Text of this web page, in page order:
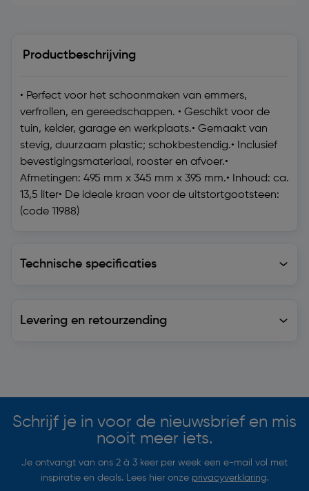
Productbeschrijving
• Perfect voor het schoonmaken van emmers,
verfrollen, en gereedschappen. • Geschikt voor de
tuin, kelder, garage en werkplaats.• Gemaakt van
stevig, duurzaam plastic; schokbestendig.• Inclusief
bevestigingsmateriaal, rooster en afvoer.•
Afmetingen: 495 mm x 345 mm x 395 mm.• Inhoud: ca.
13,5 liter• De ideale kraan voor de uitstortgootsteen:
(code 11988)
Technische specificaties
Levering en retourzending
Schrijf je in voor de nieuwsbrief en mis
nooit meer iets.
Je ontvangt van ons 2 à 3 keer per week een e-mail vol met
inspiratie en deals. Lees hier onze privacyverklaring.